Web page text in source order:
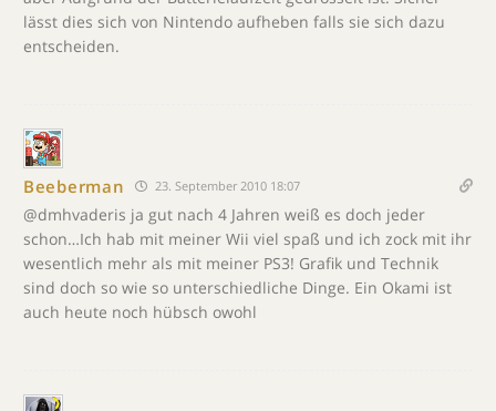
lässt dies sich von Nintendo aufheben falls sie sich dazu
entscheiden.
Beeberman 23. September 2010 18:07
@dmhvaderis ja gut nach 4 Jahren weiß es doch jeder
schon…Ich hab mit meiner Wii viel spaß und ich zock mit ihr
wesentlich mehr als mit meiner PS3! Grafik und Technik
sind doch so wie so unterschiedliche Dinge. Ein Okami ist
auch heute noch hübsch owohl